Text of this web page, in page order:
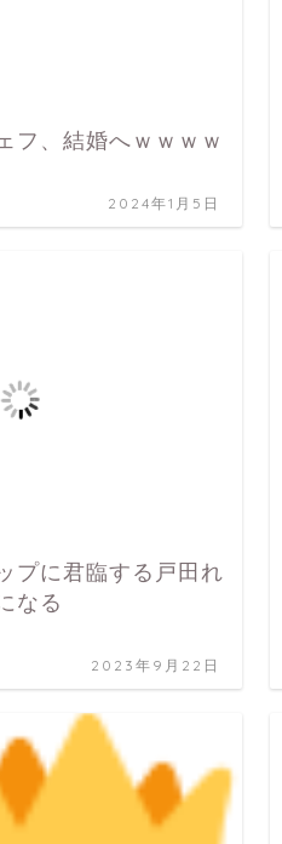
フ、結婚へｗｗｗｗ
2024年1月5日
プに君臨する戸田れ
なる
2023年9月22日